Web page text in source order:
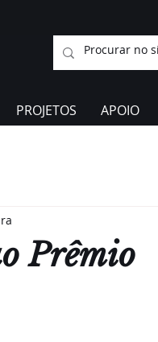
PROJETOS APOIO
Prêmio